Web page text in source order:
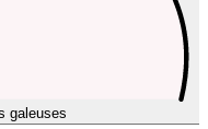
galeuses